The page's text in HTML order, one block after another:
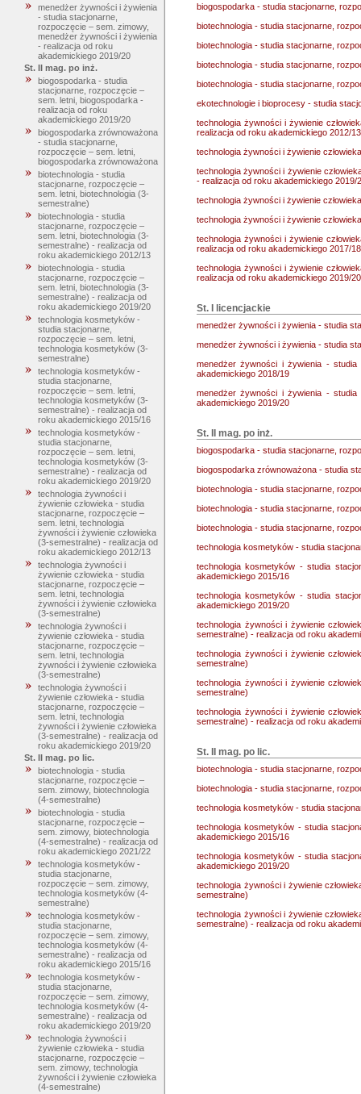
menedżer żywności i żywienia
- studia stacjonarne,
rozpoczęcie – sem. zimowy,
menedżer żywności i żywienia
- realizacja od roku
akademickiego 2019/20
St. II mag. po inż.
biogospodarka - studia
stacjonarne, rozpoczęcie –
sem. letni, biogospodarka -
realizacja od roku
akademickiego 2019/20
biogospodarka zrównoważona
- studia stacjonarne,
rozpoczęcie – sem. letni,
biogospodarka zrównoważona
biotechnologia - studia
stacjonarne, rozpoczęcie –
sem. letni, biotechnologia (3-
semestralne)
biotechnologia - studia
stacjonarne, rozpoczęcie –
sem. letni, biotechnologia (3-
semestralne) - realizacja od
roku akademickiego 2012/13
biotechnologia - studia
stacjonarne, rozpoczęcie –
sem. letni, biotechnologia (3-
semestralne) - realizacja od
roku akademickiego 2019/20
technologia kosmetyków -
studia stacjonarne,
rozpoczęcie – sem. letni,
technologia kosmetyków (3-
semestralne)
technologia kosmetyków -
studia stacjonarne,
rozpoczęcie – sem. letni,
technologia kosmetyków (3-
semestralne) - realizacja od
roku akademickiego 2015/16
technologia kosmetyków -
studia stacjonarne,
rozpoczęcie – sem. letni,
technologia kosmetyków (3-
semestralne) - realizacja od
roku akademickiego 2019/20
technologia żywności i
żywienie człowieka - studia
stacjonarne, rozpoczęcie –
sem. letni, technologia
żywności i żywienie człowieka
(3-semestralne) - realizacja od
roku akademickiego 2012/13
technologia żywności i
żywienie człowieka - studia
stacjonarne, rozpoczęcie –
sem. letni, technologia
żywności i żywienie człowieka
(3-semestralne)
technologia żywności i
żywienie człowieka - studia
stacjonarne, rozpoczęcie –
sem. letni, technologia
żywności i żywienie człowieka
(3-semestralne)
technologia żywności i
żywienie człowieka - studia
stacjonarne, rozpoczęcie –
sem. letni, technologia
żywności i żywienie człowieka
(3-semestralne) - realizacja od
roku akademickiego 2019/20
St. II mag. po lic.
biotechnologia - studia
stacjonarne, rozpoczęcie –
sem. zimowy, biotechnologia
(4-semestralne)
biotechnologia - studia
stacjonarne, rozpoczęcie –
sem. zimowy, biotechnologia
(4-semestralne) - realizacja od
roku akademickiego 2021/22
technologia kosmetyków -
studia stacjonarne,
rozpoczęcie – sem. zimowy,
technologia kosmetyków (4-
semestralne)
technologia kosmetyków -
studia stacjonarne,
rozpoczęcie – sem. zimowy,
technologia kosmetyków (4-
semestralne) - realizacja od
roku akademickiego 2015/16
technologia kosmetyków -
studia stacjonarne,
rozpoczęcie – sem. zimowy,
technologia kosmetyków (4-
semestralne) - realizacja od
roku akademickiego 2019/20
technologia żywności i
żywienie człowieka - studia
stacjonarne, rozpoczęcie –
sem. zimowy, technologia
żywności i żywienie człowieka
(4-semestralne)
biogospodarka - studia stacjonarne,
biotechnologia - studia stacjonarne,
biotechnologia - studia stacjonarne,
biotechnologia - studia stacjonarne,
biotechnologia - studia stacjonarne,
ekotechnologie i bioprocesy - studia
technologia żywności i żywienie
realizacja od roku akademickiego 2012/13
technologia żywności i żywienie
technologia żywności i żywienie
- realizacja od roku akademickiego 2019/
technologia żywności i żywienie
technologia żywności i żywienie
technologia żywności i żywienie
realizacja od roku akademickiego 2017/18
technologia żywności i żywienie
realizacja od roku akademickiego 2019/20
St. I licencjackie
menedżer żywności i żywienia - studia
menedżer żywności i żywienia - studia
menedżer żywności i żywienia -
akademickiego 2018/19
menedżer żywności i żywienia -
akademickiego 2019/20
St. II mag. po inż.
biogospodarka - studia stacjonarne,
biogospodarka zrównoważona - studia
biotechnologia - studia stacjonarne,
biotechnologia - studia stacjonarne,
biotechnologia - studia stacjonarne,
technologia kosmetyków - studia
technologia kosmetyków - studia
akademickiego 2015/16
technologia kosmetyków - studia
akademickiego 2019/20
technologia żywności i żywienie
semestralne) - realizacja od roku
technologia żywności i żywienie
semestralne)
technologia żywności i żywienie
semestralne)
technologia żywności i żywienie
semestralne) - realizacja od roku
St. II mag. po lic.
biotechnologia - studia stacjonarne,
biotechnologia - studia stacjonarne,
technologia kosmetyków - studia
technologia kosmetyków - studia
akademickiego 2015/16
technologia kosmetyków - studia
akademickiego 2019/20
technologia żywności i żywienie
semestralne)
technologia żywności i żywienie
semestralne) - realizacja od roku